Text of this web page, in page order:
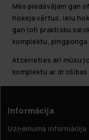
Mēs piedāvājam gan
hokeja vārtus, ielu
gan ļoti praktisku
komplektu,
Atcerieties arī mūsu
komplektu ar
Informācija
Uzņēmuma informācija